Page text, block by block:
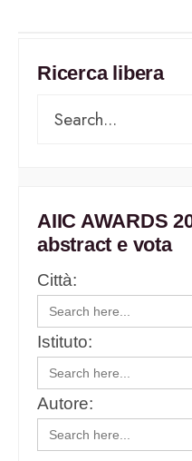
Ricerca libera
AIIC AWARDS
abstract e vota
Città:
Search
for:
Istituto:
Search
for:
Autore:
Search
for: